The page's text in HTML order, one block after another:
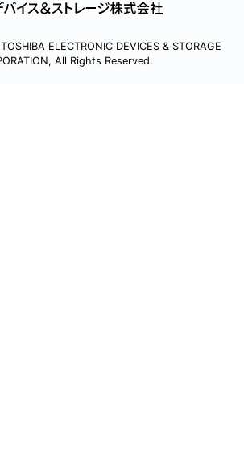
ELECTRONIC DEVICES & STORAGE
All Rights Reserved.